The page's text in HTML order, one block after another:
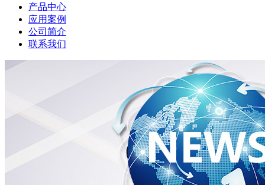
产品中心
应用案例
公司简介
联系我们